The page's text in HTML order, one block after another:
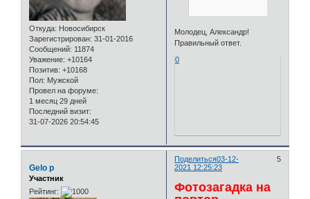
Откуда: Новосибирск
Зарегистрирован: 31-01-2016
Сообщений: 11874
Уважение: +10164
Позитив: +10168
Пол: Мужской
Провел на форуме:
1 месяц 29 дней
Последний визит:
31-07-2026 20:54:45
Молодец, Александр!
Правильный ответ.
0
Поделиться 5
03-12-
2021 12:25:23
Gelo p
Участник
Рейтинг:
Фотозагадка на